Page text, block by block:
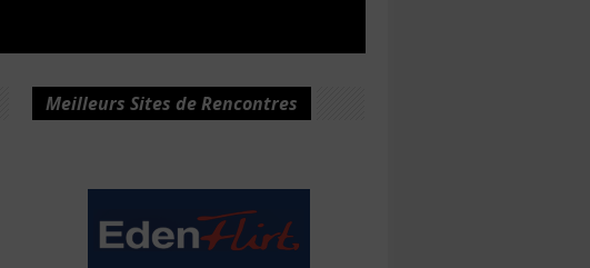
Meilleurs Sites de Rencontres